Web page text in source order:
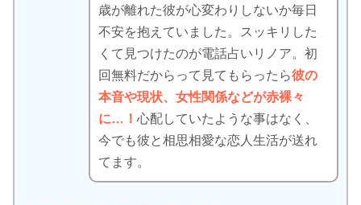
歳が離れた彼が心変わりしないか毎日
不安を抱えていました。スッキリした
くて見つけたのが電話占いリノア。初
回無料だからって見てもらったら彼の
本音や現状、女性関係などが赤裸々
に…！心配していたような事はなく、
今でも彼と相思相愛な恋人生活が送れ
てます。